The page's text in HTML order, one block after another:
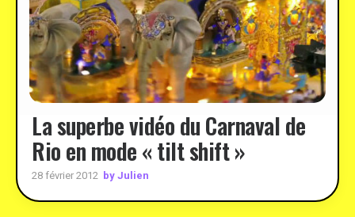
La superbe vidéo du Carnaval de
Rio en mode « tilt shift »
28 février 2012 by Julien